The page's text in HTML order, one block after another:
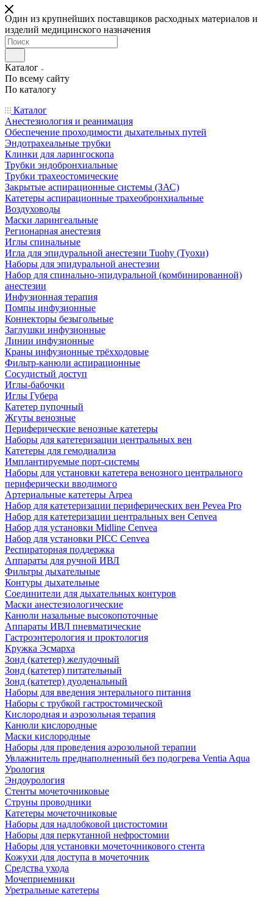
Один из крупнейших поставщиков расходных материалов и
изделий медицинского назначения
Каталог
По всему сайту
По каталогу
Каталог
Анестезиология и реанимация
Обеспечение проходимости дыхательных путей
Эндотрахеальные трубки
Клинки для ларингоскопа
Трубки эндобронхиальные
Трубки трахеостомические
Закрытые аспирационные системы (ЗАС)
Катетеры аспирационные трахеобронхиальные
Воздуховоды
Маски ларингеальные
Регионарная анестезия
Иглы спинальные
Игла для эпидуральной анестезии Tuohy (Туохи)
Наборы для эпидуральной анестезии
Набор для спинально-эпидуральной (комбинированной)
анестезии
Инфузионная терапия
Помпы инфузионные
Коннекторы безыгольные
Заглушки инфузионные
Линии инфузионные
Краны инфузионные трёхходовые
Фильтр-канюли аспирационные
Сосудистый доступ
Иглы-бабочки
Иглы Губера
Катетер пупочный
Жгуты венозные
Периферические венозные катетеры
Наборы для катетеризации центральных вен
Катетеры для гемодиализа
Имплантируемые порт‑системы
Наборы для установки катетера венозного центрального
периферически вводимого
Артериальные катетеры Arpea
Набор для катетеризации периферических вен Pevea Pro
Набор для катетеризации центральных вен Cenvea
Набор для установки Midline Cenvea
Набор для установки PICC Cenvea
Респираторная поддержка
Аппараты для ручной ИВЛ
Фильтры дыхательные
Контуры дыхательные
Соединители для дыхательных контуров
Маски анестезиологические
Канюли назальные высокопоточные
Аппараты ИВЛ пневматические
Гастроэнтерология и проктология
Кружка Эсмарха
Зонд (катетер) желудочный
Зонд (катетер) питательный
Зонд (катетер) дуоденальный
Наборы для введения энтерального питания
Наборы с трубкой гастростомической
Кислородная и аэрозольная терапия
Канюли кислородные
Маски кислородные
Наборы для проведения аэрозольной терапии
Увлажнитель преднаполненный без подогрева Ventia Aqua
Урология
Эндоурология
Стенты мочеточниковые
Струны проводники
Катетеры мочеточниковые
Наборы для надлобковой цистостомии
Наборы для перкутанной нефростомии
Наборы для установки мочеточникового стента
Кожухи для доступа в мочеточник
Средства ухода
Мочеприемники
Уретральные катетеры